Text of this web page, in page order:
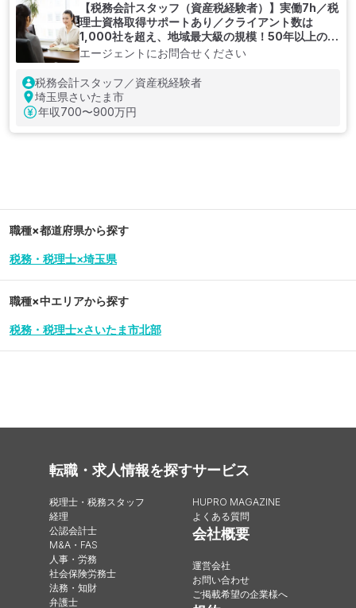
【税務会計スタッフ（資産税経験者）】実働7h／税
理士資格取得サポートあり／クライアント数は
1,000社を超え、地域最⼤級の規模！50年以上の歴
史を持ち、地域に根ざしたサービスを提供している
エージェントにお問合せください
税務会計スタッフ／資産税経験者
埼玉県さいたま市
年収700〜900万円
職種×都道府県から探す
税務・税理士×埼玉県
職種×中エリアから探す
税務・税理士×さいたま市北部
転職・求人情報を探す
税理士・税務スタッフ
経理
公認会計士
M&A・FAS
人事・労務
社会保険労務士
法務・知財
弁護士
サービス
HUPRO MAGAZINE
よくある質問
会社概要
運営会社
お問い合わせ
ご掲載希望の企業様へ